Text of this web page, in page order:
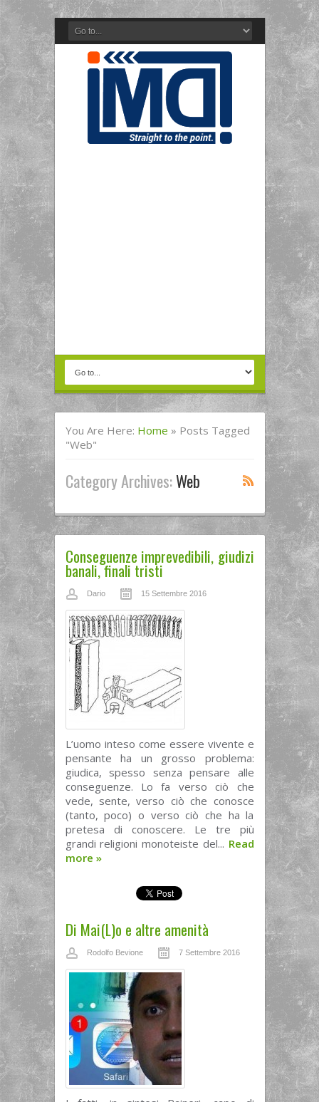
You Are Here: Home » Posts Tagged
"web"
Category Archives:Web
Conseguenze imprevedibili, giudizi
banali, finali tristi
Dario 15 Settembre 2016
L’uomo inteso come essere vivente e
pensante ha un grosso problema:
giudica, spesso senza pensare alle
conseguenze. Lo fa verso ciò che
vede, sente, verso ciò che conosce
(tanto, poco) o verso ciò che ha la
pretesa di conoscere. Le tre più
grandi religioni monoteiste del... Read
more »
Di Mai(L)o e altre amenità
Rodolfo Bevione 7 Settembre 2016